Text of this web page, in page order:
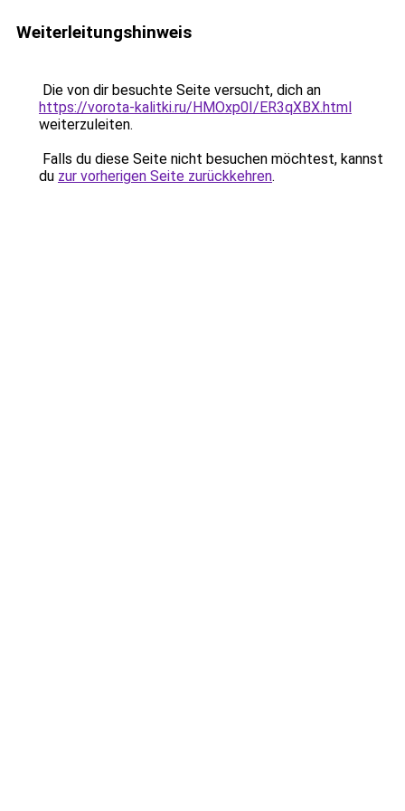
Weiterleitungshinweis
Die von dir besuchte Seite versucht, dich an
https://vorota-kalitki.ru/HMOxp0I/ER3qXBX.html
weiterzuleiten.
Falls du diese Seite nicht besuchen möchtest, kannst
du zur vorherigen Seite zurückkehren.